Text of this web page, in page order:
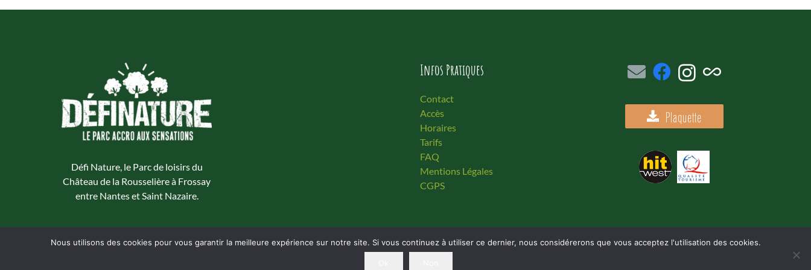
Défi Nature, le Parc de loisirs du
Château de la Rousselière à Frossay
entre Nantes et Saint Nazaire.
Infos Pratiques
Contact
Accès
Horaires
Tarifs
FAQ
Mentions Légales
CGPS
all_inclusive
Plaquette
Nous utilisons des cookies pour vous garantir la meilleure expérience sur notre site. Si vous continuez à utiliser ce dernier, nous considérerons que vous acceptez l'utilisation des cookies.